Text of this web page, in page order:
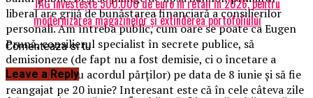
liberal are grijă de bunăstarea financiară a consilierilor
personali. Am întreba public, cum oare se poate ca Eugen
Prună, consilierul specialist în secrete publice, să
demisioneze (de fapt nu a fost demisie, ci o încetare a
contractului cu acordul părţilor) pe data de 8 iunie şi să fie
reangajat pe 20 iunie? Interesant este că în cele câteva zile
modernizarea magazinelor și extinderea portofoliului
Comenteaza si tu
Leave a Reply